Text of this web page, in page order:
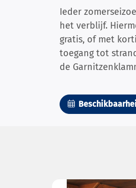
Ieder
het verblijf.
gratis, of met
toegang tot
de